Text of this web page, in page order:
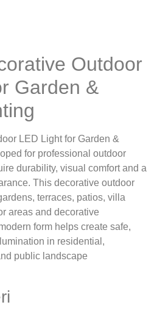
Outdoor
Garden &
LED Light for Garden &
for professional outdoor
durability, visual comfort and a
This decorative outdoor
terraces, patios, villa
areas and decorative
form helps create safe,
in residential,
public landscape